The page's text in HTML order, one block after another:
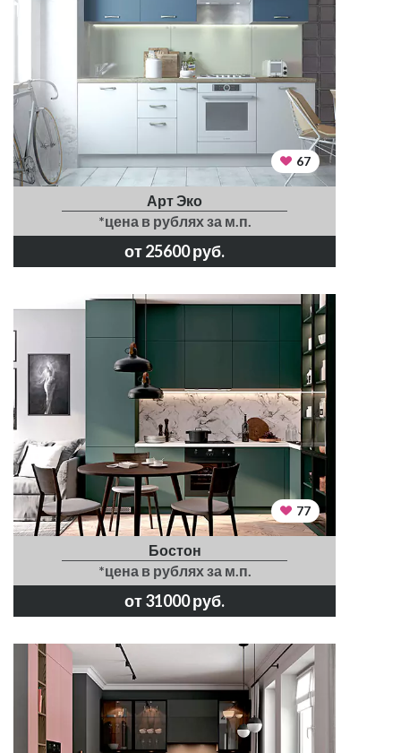
67
Арт Эко
*цена в рублях за м.п.
от 25600 руб.
77
Бостон
*цена в рублях за м.п.
от 31000 руб.